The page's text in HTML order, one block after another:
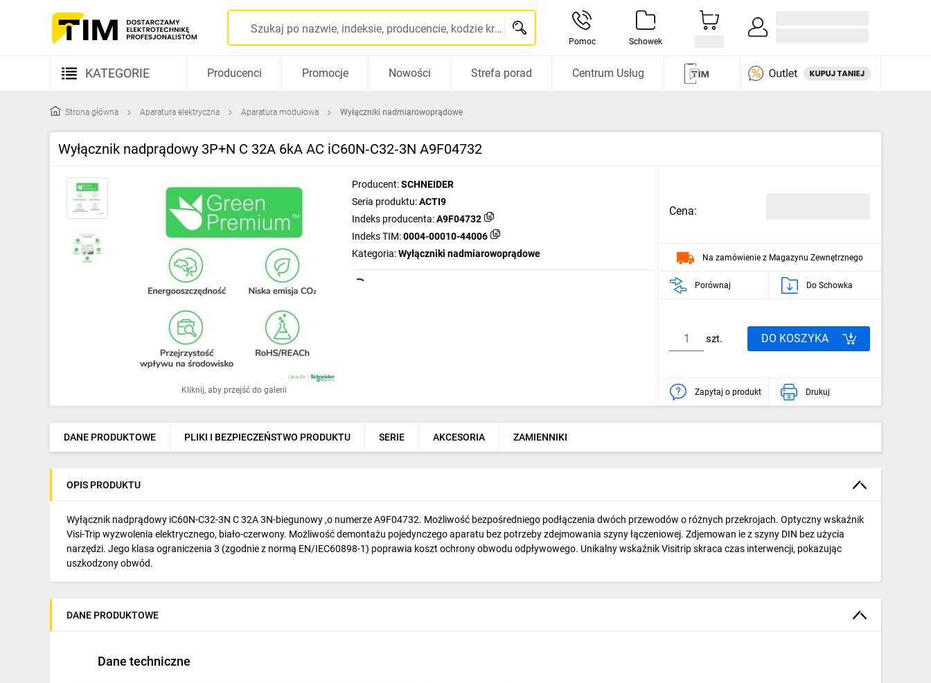
Szukaj po nazwie, indeksie, producencie, kodzie kreskowym...
Pomoc Schowek
KATEGORIE
Kable i przewody
Rozdzielnice i obudowy
Elementy prowadzenia kabli
Fotowoltaika
Gniazda i łączniki
Oprawy oświetleniowe
Ogrzewanie
Elektronarzędzia i mierniki
Napędy elektryczne
Pneumatyka
Odzież ochronna i BHP
Producenci Promocje Nowości Strefa porad Centrum Usług
Strona główna Aparatura elektryczna Aparatura modułowa Wyłączniki nadmiarowoprądowe
Wyłącznik nadprądowy 3P+N C 32A 6kA AC iC60N‑C32‑3N A9F04732
Kliknij, aby przejść do galerii
Producent:SCHNEIDER
Seria produktu:ACTI9
Indeks producenta:A9F04732
Indeks TIM:0004-00010-44006
Kategoria:Wyłączniki nadmiarowoprądowe
Cena:
Na zamówienie z Magazynu Zewnętrznego
Porównaj Do Schowka
szt. DO KOSZYKA
Zapytaj o produkt Drukuj
DANE PRODUKTOWE PLIKI I BEZPIECZEŃSTWO PRODUKTU SERIE AKCESORIA ZAMIENNIKI
OPIS PRODUKTU
Wyłącznik nadprądowy iC60N-C32-3N C 32A 3N-biegunowy ,o numerze A9F04732. Możliwość bezpośredniego podłączenia dwóch przewodów o różnych przekrojach. Optyczny wskaźnik
Visi-Trip wyzwolenia elektrycznego, biało-czerwony. Możliwość demontażu pojedynczego aparatu bez potrzeby zdejmowania szyny łączeniowej. Zdjemowan ie z szyny DIN bez użycia
narzędzi. Jego klasa ograniczenia 3 (zgodnie z normą EN/IEC60898-1) poprawia koszt ochrony obwodu odpływowego. Unikalny wskaźnik Visitrip skraca czas interwencji, pokazując
uszkodzony obwód.
DANE PRODUKTOWE
Dane techniczne